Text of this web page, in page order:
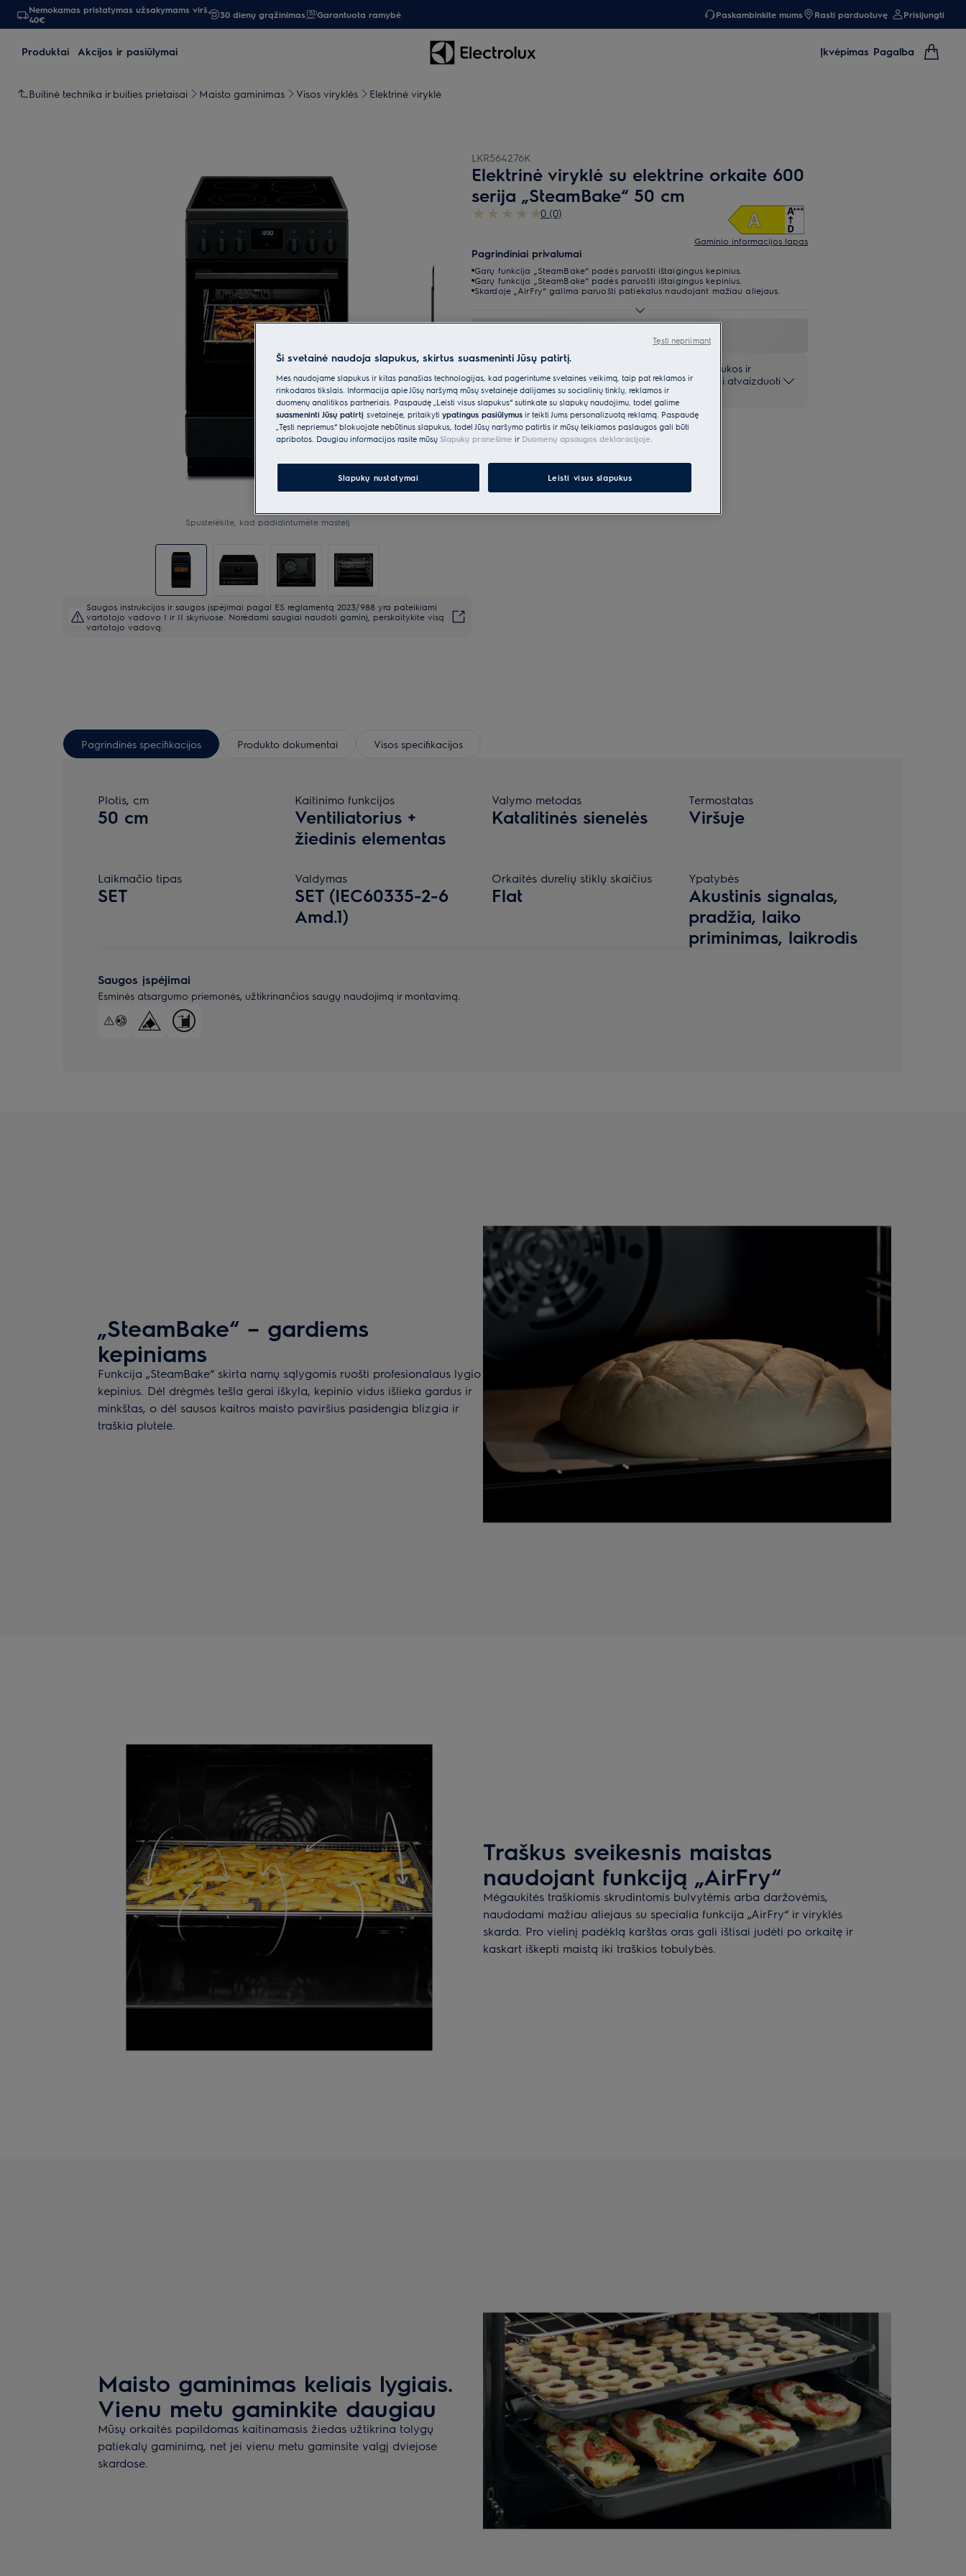
Nemokamas pristatymas užsakymams virš
40€
30 dienų grąžinimas Garantuota ramybė Paskambinkite mums Rasti parduotuvę Prisijungti
Produktai Akcijos ir pasiūlymai Įkvėpimas Pagalba
Buitinė technika ir buities prietaisai Maisto gaminimas Visos viryklės Elektrinė viryklė
Spustelėkite, kad padidintumėte mastelį
Saugos instrukcijos ir saugos įspėjimai pagal ES reglamentą 2023/988 yra pateikiami
vartotojo vadovo I ir II skyriuose. Norėdami saugiai naudoti gaminį, perskaitykite visą
vartotojo vadovą.
LKR564276K
Elektrinė viryklė su elektrine orkaite 600
serija „SteamBake“ 50 cm
0 (0)
Gaminio informacijos lapas
Pagrindiniai privalumai
Garų funkcija „SteamBake“ padės paruošti ištaigingus kepinius.
Garų funkcija „SteamBake“ padės paruošti ištaigingus kepinius.
Skardoje „AirFry“ galima paruošti patiekalus naudojant mažiau aliejaus.
*Produkto puslapio galerijoje pateiktos nuotraukos ir
vaizdo įrašai yra tik iliustraciniai ir gali netiksliai atvaizduoti
šį modelį.
Pagrindinės specifikacijos Produkto dokumentai Visos specifikacijos
Plotis, cm
50 cm
Kaitinimo funkcijos
Ventiliatorius +
žiedinis elementas
Valymo metodas
Katalitinės sienelės
Termostatas
Viršuje
Laikmačio tipas
SET
Valdymas
SET (IEC60335-2-6
Amd.1)
Orkaitės durelių stiklų skaičius
Flat
Ypatybės
Akustinis signalas,
pradžia, laiko
priminimas, laikrodis
Saugos įspėjimai
Esminės atsargumo priemonės, užtikrinančios saugų naudojimą ir montavimą.
„SteamBake“ – gardiems
kepiniams
Funkcija „SteamBake“ skirta namų sąlygomis ruošti profesionalaus lygio
kepinius. Dėl drėgmės tešla gerai iškyla, kepinio vidus išlieka gardus ir
minkštas, o dėl sausos kaitros maisto paviršius pasidengia blizgia ir
traškia plutele.
Traškus sveikesnis maistas
naudojant funkciją „AirFry“
Mėgaukitės traškiomis skrudintomis bulvytėmis arba daržovėmis,
naudodami mažiau aliejaus su specialia funkcija „AirFry“ ir viryklės
skarda. Pro vielinį padėklą karštas oras gali ištisai judėti po orkaitę ir
kaskart iškepti maistą iki traškios tobulybės.
Maisto gaminimas keliais lygiais.
Vienu metu gaminkite daugiau
Mūsų orkaitės papildomas kaitinamasis žiedas užtikrina tolygų
patiekalų gaminimą, net jei vienu metu gaminsite valgį dviejose
skardose.
Ši svetainė naudoja slapukus, skirtus suasmeninti Jūsų patirtį.
Mes naudojame slapukus ir kitas panašias technologijas, kad pagerintume svetainės veikimą, taip pat reklamos ir
rinkodaros tikslais. Informacija apie Jūsų naršymą mūsų svetainėje dalijamės su socialinių tinklų, reklamos ir
duomenų analitikos partneriais. Paspaudę „Leisti visus slapukus“ sutinkate su slapukų naudojimu, todėl galime
suasmeninti Jūsų patirtį svetainėje, pritaikyti ypatingus pasiūlymus ir teikti Jums personalizuotą reklamą. Paspaudę
„Tęsti nepriėmus“ blokuojate nebūtinus slapukus, todėl Jūsų naršymo patirtis ir mūsų teikiamos paslaugos gali būti
apribotos. Daugiau informacijos rasite mūsų Slapukų pranešime ir Duomenų apsaugos deklaracijoje.
Slapukų nustatymai Leisti visus slapukus
Tęsti nepriimant